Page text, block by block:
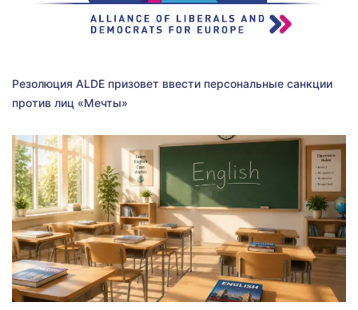
Резолюция ALDE призовет ввести персональные санкции
против лиц «Мечты»